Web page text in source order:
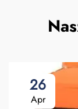
26
Apr